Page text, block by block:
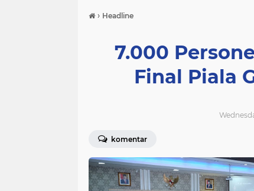
› Headline
7.000
Final Piala
komentar